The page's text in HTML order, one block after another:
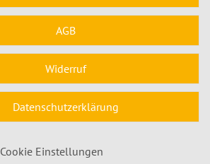
AGB
Widerruf
Datenschutzerklärung
Cookie Einstellungen